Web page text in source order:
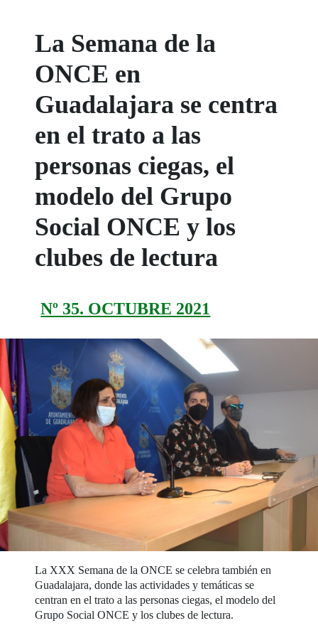
La Semana de la
ONCE en
Guadalajara se centra
en el trato a las
personas ciegas, el
modelo del Grupo
Social ONCE y los
clubes de lectura
Nº 35. OCTUBRE 2021
La XXX Semana de la ONCE se celebra también en
Guadalajara, donde las actividades y temáticas se
centran en el trato a las personas ciegas, el modelo del
Grupo Social ONCE y los clubes de lectura.